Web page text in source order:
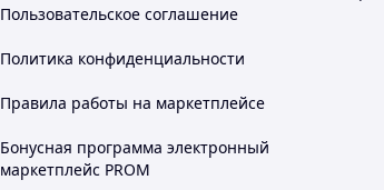
Пользовательское соглашение
Политика конфиденциальности
Правила работы на маркетплейсе
Бонусная программа электронный
маркетплейс PROM